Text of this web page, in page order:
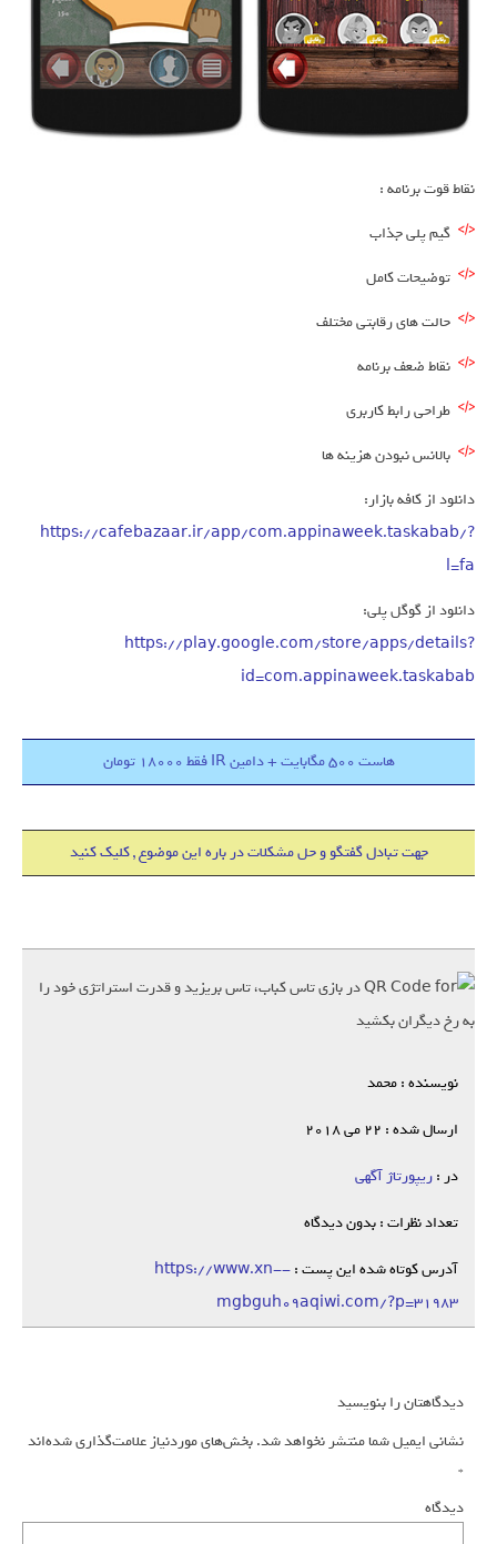
نقاط قوت برنامه :
گیم پلی جذاب
توضیحات کامل
حالت های رقابتی مختلف
نقاط ضعف برنامه
طراحی رابط کاربری
بالانس نبودن هزینه ها
دانلود از کافه بازار:
https://cafebazaar.ir/app/com.appinaweek.taskabab/?
l=fa
دانلود از گوگل پلی:
https://play.google.com/store/apps/details?
id=com.appinaweek.taskabab
هاست 500 مگابایت + دامین IR فقط 18000 تومان
جهت تبادل گفتگو و حل مشکلات در باره این موضوع , کلیک کنید
نویسنده : محمد
ارسال شده : 22 می 2018
در :ریپورتاژ آگهی
تعداد نظرات : بدون دیدگاه
آدرس کوتاه شده این پست :https://www.xn--
mgbguh09aqiwi.com/?p=31983
دیدگاهتان را بنویسید
نشانی ایمیل شما منتشر نخواهد شد.بخش‌های موردنیاز علامت‌گذاری شده‌اند
*
دیدگاه